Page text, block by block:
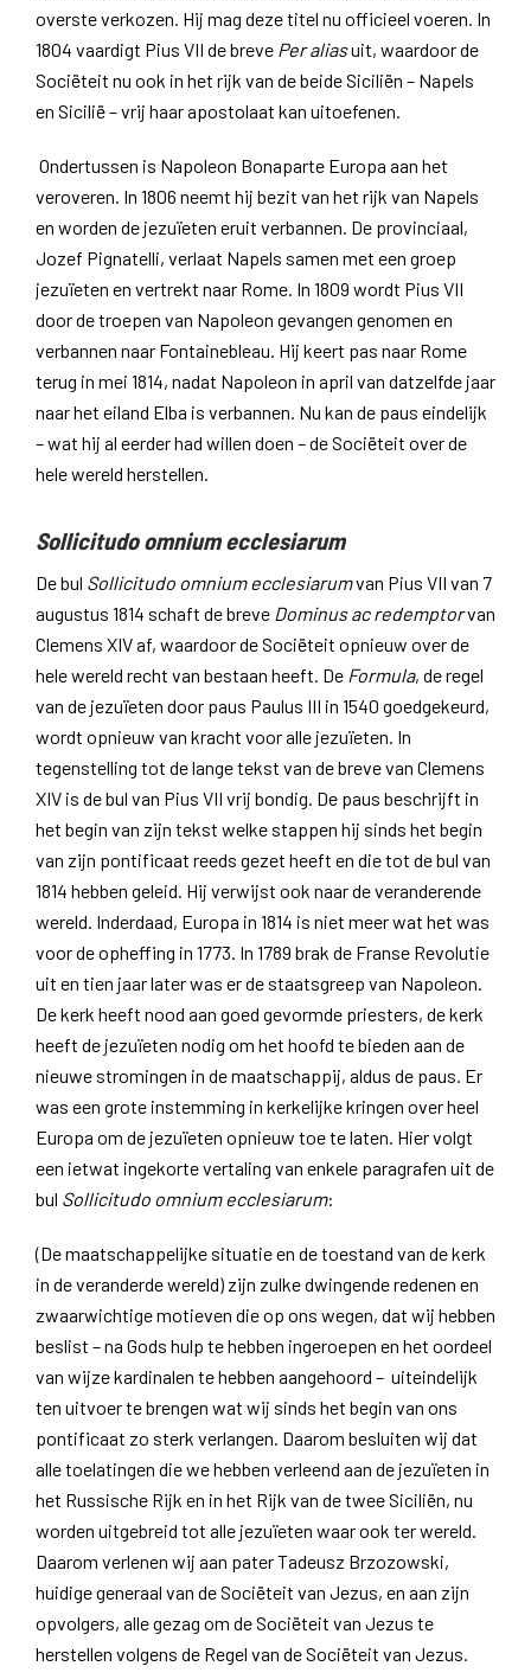
overste verkozen. Hij mag deze titel nu officieel voeren. In
1804 vaardigt Pius VII de breve Per aliasuit, waardoor de
Sociëteit nu ook in het rijk van de beide Siciliën – Napels
en Sicilië – vrij haar apostolaat kan uitoefenen.
Ondertussen is Napoleon Bonaparte Europa aan het
veroveren. In 1806 neemt hij bezit van het rijk van Napels
en worden de jezuïeten eruit verbannen. De provinciaal,
Jozef Pignatelli, verlaat Napels samen met een groep
jezuïeten en vertrekt naar Rome. In 1809 wordt Pius VII
door de troepen van Napoleon gevangen genomen en
verbannen naar Fontainebleau. Hij keert pas naar Rome
terug in mei 1814, nadat Napoleon in april van datzelfde jaar
naar het eiland Elba is verbannen. Nu kan de paus eindelijk
– wat hij al eerder had willen doen – de Sociëteit over de
hele wereld herstellen.
Sollicitudo omnium ecclesiarum
De bul Sollicitudo omnium ecclesiarumvan Pius VII van 7
augustus 1814 schaft de breve Dominus ac redemptorvan
Clemens XIV af, waardoor de Sociëteit opnieuw over de
hele wereld recht van bestaan heeft. De Formula, de regel
van de jezuïeten door paus Paulus III in 1540 goedgekeurd,
wordt opnieuw van kracht voor alle jezuïeten. In
tegenstelling tot de lange tekst van de breve van Clemens
XIV is de bul van Pius VII vrij bondig. De paus beschrijft in
het begin van zijn tekst welke stappen hij sinds het begin
van zijn pontificaat reeds gezet heeft en die tot de bul van
1814 hebben geleid. Hij verwijst ook naar de veranderende
wereld. Inderdaad, Europa in 1814 is niet meer wat het was
voor de opheffing in 1773. In 1789 brak de Franse Revolutie
uit en tien jaar later was er de staatsgreep van Napoleon.
De kerk heeft nood aan goed gevormde priesters, de kerk
heeft de jezuïeten nodig om het hoofd te bieden aan de
nieuwe stromingen in de maatschappij, aldus de paus. Er
was een grote instemming in kerkelijke kringen over heel
Europa om de jezuïeten opnieuw toe te laten. Hier volgt
een ietwat ingekorte vertaling van enkele paragrafen uit de
bul Sollicitudo omnium ecclesiarum:
(De maatschappelijke situatie en de toestand van de kerk
in de veranderde wereld) zijn zulke dwingende redenen en
zwaarwichtige motieven die op ons wegen, dat wij hebben
beslist – na Gods hulp te hebben ingeroepen en het oordeel
van wijze kardinalen te hebben aangehoord – uiteindelijk
ten uitvoer te brengen wat wij sinds het begin van ons
pontificaat zo sterk verlangen. Daarom besluiten wij dat
alle toelatingen die we hebben verleend aan de jezuïeten in
het Russische Rijk en in het Rijk van de twee Siciliën, nu
worden uitgebreid tot alle jezuïeten waar ook ter wereld.
Daarom verlenen wij aan pater Tadeusz Brzozowski,
huidige generaal van de Sociëteit van Jezus, en aan zijn
opvolgers, alle gezag om de Sociëteit van Jezus te
herstellen volgens de Regel van de Sociëteit van Jezus.